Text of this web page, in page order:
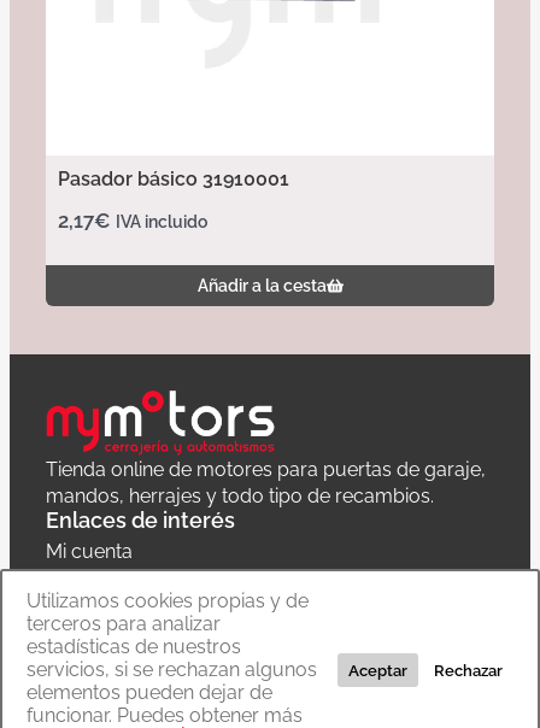
Pasador básico 31910001
2,17€ IVA incluido
Añadir a la cesta
Tienda online de motores para puertas de garaje,
mandos, herrajes y todo tipo de recambios.
Enlaces de interés
Mi cuenta
Política de privacidad
Carrito
Copyright © 2020 MyMoTors cerrajería y automatismos
Utilizamos cookies propias y de
terceros para analizar
estadísticas de nuestros
servicios, si se rechazan algunos
elementos pueden dejar de
funcionar. Puedes obtener más
Aceptar Rechazar